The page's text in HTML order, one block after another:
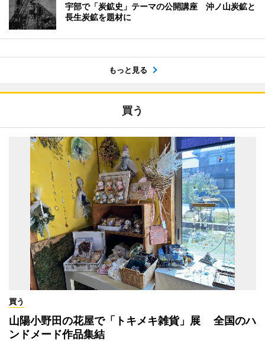
宇部で「炭鉱史」テーマの公開講座 沖ノ山炭鉱と
長生炭鉱を題材に
もっと見る
買う
買う
山陽小野田の花屋で「トキメキ雑貨」展 全国のハ
ンドメード作品集結